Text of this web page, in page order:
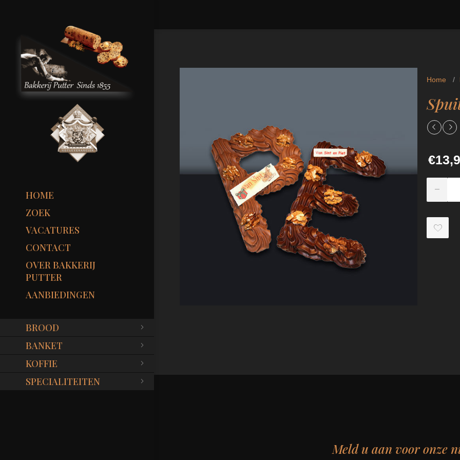
HOME
ZOEK
VACATURES
CONTACT
OVER BAKKERIJ
PUTTER
AANBIEDINGEN
BROOD
BANKET
KOFFIE
SPECIALITEITEN
Home /
Meld u aan voor onze